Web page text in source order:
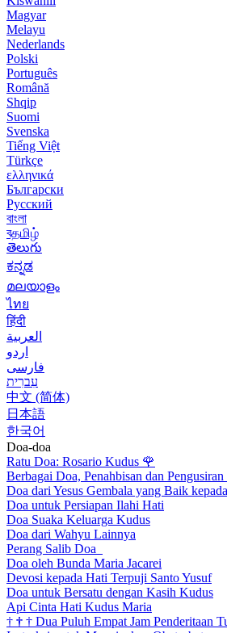
Magyar
Melayu
Nederlands
Polski
Português
Română
Shqip
Suomi
Svenska
Tiếng Việt
Türkçe
ελληνικά
Български
Русский
বাংলা
বதமிழ்
తెలుగు
ಕನ್ನಡ
മലയാളം
ไทย
हिंदी
العربية
اردو
فارسی
עִברִית
中文 (简体)
日本語
한국어
Doa-doa
Ratu Doa: Rosario Kudus 🌹
Berbagai Doa, Penahbisan dan Pengusiran
Doa dari Yesus Gembala yang Baik
Doa untuk Persiapan Ilahi Hati
Doa Suaka Keluarga Kudus
Doa dari Wahyu Lainnya
Perang Salib Doa
Doa oleh Bunda Maria Jacarei
Devosi kepada Hati Terpuji Santo Yusuf
Doa untuk Bersatu dengan Kasih Kudus
Api Cinta Hati Kudus Maria
† † † Dua Puluh Empat Jam Penderitaan